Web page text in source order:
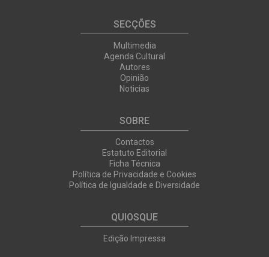
SECÇÕES
Multimedia
Agenda Cultural
Autores
Opinião
Noticias
SOBRE
Contactos
Estatuto Editorial
Ficha Técnica
Política de Privacidade e Cookies
Política de Igualdade e Diversidade
QUIOSQUE
Edição Impressa